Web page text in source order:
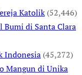
Katolik (52,446)
Bumi di Santa Clara
Indonesia (45,272)
Mangun di Unika